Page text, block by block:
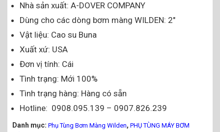
Nhà sản xuất: A-DOVER COMPANY
Dùng cho các dòng bơm màng WILDEN: 2″
Vật liệu: Cao su Buna
Xuất xứ: USA
Đơn vị tính: Cái
Tình trạng: Mới 100%
Tình trạng hàng: Hàng có sẵn
Hotline: 0908.095.139 – 0907.826.239
Danh mục: Phụ Tùng Bơm Màng Wilden, PHỤ TÙNG MÁY BƠM